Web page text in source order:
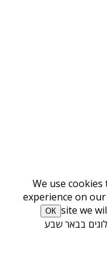
We use
experience on
site we
ОК
בבאר שבע